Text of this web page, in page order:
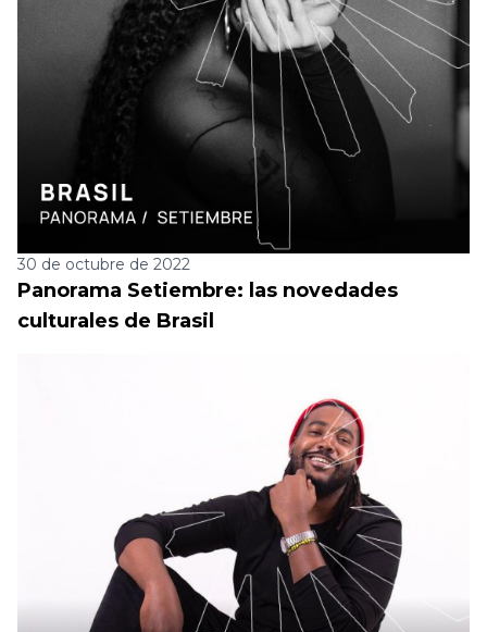
30 de octubre de 2022
Panorama Setiembre: las novedades
culturales de Brasil